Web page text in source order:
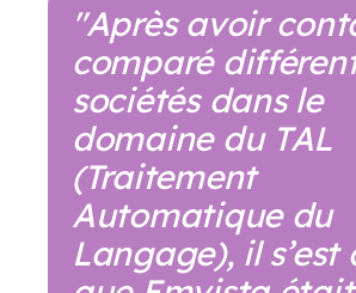
"Après avoir
comparé
sociétés dans le
domaine du TAL
(Traitement
Automatique du
Langage), il s’est